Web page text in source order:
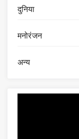
दुनिया
मनोरंजन
अन्य